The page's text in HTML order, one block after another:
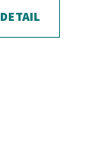
DETAIL